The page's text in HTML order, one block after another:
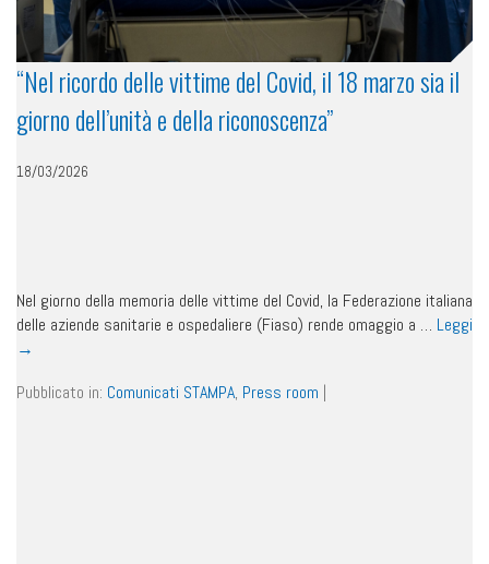
“Nel ricordo delle vittime del Covid, il 18 marzo sia il
giorno dell’unità e della riconoscenza”
18/03/2026
Nel giorno della memoria delle vittime del Covid, la Federazione italiana
delle aziende sanitarie e ospedaliere (Fiaso) rende omaggio a … Leggi
→
Pubblicato in: Comunicati STAMPA, Press room |